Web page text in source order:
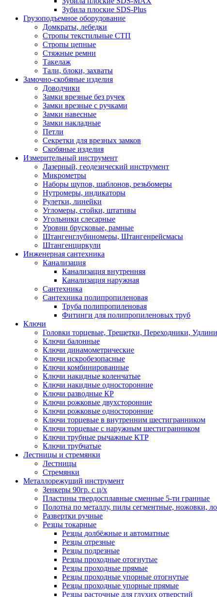
Зубила плоские SDS-Plus
Грузоподъемное оборудование
Домкраты, лебедки
Стропы текстильные СТП
Стропы цепные
Стяжные ремни
Такелаж
Тали, блоки, захваты
Замочно-скобяные изделия
Доводчики
Замки врезные без ручек
Замки врезные с ручками
Замки навесные
Замки накладные
Петли
Секретки для врезных замков
Скобяные изделия
Измерительный инструмент
Лазерный, геодезический инструмент
Микрометры
Наборы щупов, шаблонов, резьбомеры
Нутромеры, индикаторы
Рулетки, линейки
Угломеры, стойки, штативы
Угольники слесарные
Уровни брусковые, рамные
Штангенглубиномеры, Штангенрейсмасы
Штангенциркули
Инженерная сантехника
Канализация
Канализация внутренняя
Канализация наружная
Сантехника
Сантехника полипропиленовая
Труба полипропиленовая
Фитинги для полипропиленовых труб
Ключи
Головки торцевые, Трещетки, Переходники,
Ключи балонные
Ключи динамометрические
Ключи искробезопасные
Ключи комбинированные
Ключи накидные коленчатые
Ключи накидные односторонние
Ключи разводные КР
Ключи рожковые двухсторонние
Ключи рожковые односторонние
Ключи торцевые в внутренним шестигранником
Ключи торцевые с наружным шестигранником
Ключи трубные рычажные КТР
Ключи трубчатые
Лестницы и стремянки
Лестницы
Стремянки
Металлорежущий инструмент
Зенкеры 90гр. с ц/х
Пластины твердосплавные сменные 5-ти гранные
Полотна по металлу, пилы сегментные, ножовки,
Развертки ручные
Резцы токарные
Резцы долбёжные и автоматные
Резцы отрезные
Резцы подрезные
Резцы проходные отогнутые
Резцы проходные прямые
Резцы проходные упорные отогнутые
Резцы проходные упорные прямые
Резцы расточные для глухих отверстий